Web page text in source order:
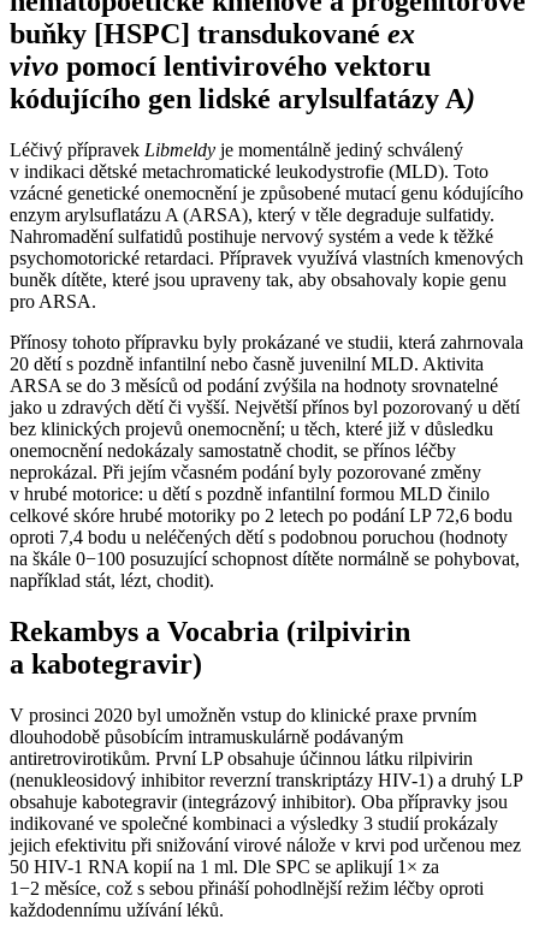
buňky [HSPC] transdukované ex
vivo pomocí lentivirového vektoru
kódujícího gen lidské arylsulfatázy A)
Léčivý přípravek Libmeldy je momentálně jediný schválený
v indikaci dětské metachromatické leukodystrofie (MLD). Toto
vzácné genetické onemocnění je způsobené mutací genu kódujícího
enzym arylsuflatázu A (ARSA), který v těle degraduje sulfatidy.
Nahromadění sulfatidů postihuje nervový systém a vede k těžké
psychomotorické retardaci. Přípravek využívá vlastních kmenových
buněk dítěte, které jsou upraveny tak, aby obsahovaly kopie genu
pro ARSA.
Přínosy tohoto přípravku byly prokázané ve studii, která zahrnovala
20 dětí s pozdně infantilní nebo časně juvenilní MLD. Aktivita
ARSA se do 3 měsíců od podání zvýšila na hodnoty srovnatelné
jako u zdravých dětí či vyšší. Největší přínos byl pozorovaný u dětí
bez klinických projevů onemocnění; u těch, které již v důsledku
onemocnění nedokázaly samostatně chodit, se přínos léčby
neprokázal. Při jejím včasném podání byly pozorované změny
v hrubé motorice: u dětí s pozdně infantilní formou MLD činilo
celkové skóre hrubé motoriky po 2 letech po podání LP 72,6 bodu
oproti 7,4 bodu u neléčených dětí s podobnou poruchou (hodnoty
na škále 0−100 posuzující schopnost dítěte normálně se pohybovat,
například stát, lézt, chodit).
Rekambys a Vocabria (rilpivirin
a kabotegravir)
V prosinci 2020 byl umožněn vstup do klinické praxe prvním
dlouhodobě působícím intramuskulárně podávaným
antiretrovirotikům. První LP obsahuje účinnou látku rilpivirin
(nenukleosidový inhibitor reverzní transkriptázy HIV-1) a druhý LP
obsahuje kabotegravir (integrázový inhibitor). Oba přípravky jsou
indikované ve společné kombinaci a výsledky 3 studií prokázaly
jejich efektivitu při snižování virové nálože v krvi pod určenou mez
50 HIV-1 RNA kopií na 1 ml. Dle SPC se aplikují 1× za
1−2 měsíce, což s sebou přináší pohodlnější režim léčby oproti
každodennímu užívání léků.